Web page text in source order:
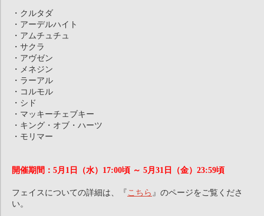
・クルタダ
・アーデルハイト
・アムチュチュ
・サクラ
・アヴゼン
・メネジン
・ラーアル
・コルモル
・シド
・マッキーチェブキー
・キング・オブ・ハーツ
・モリマー
開催期間：5月1日（水）17:00頃 ～ 5月31日（金）23:59頃
フェイスについての詳細は、『 こちら 』のページをご覧くださ
い。